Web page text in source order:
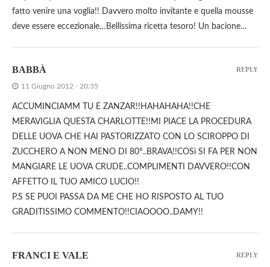
fatto venire una voglia!! Davvero molto invitante e quella mousse
deve essere eccezionale…Bellissima ricetta tesoro! Un bacione…
BABBÀ
11 Giugno 2012 - 20:35
ACCUMINCIAMM TU E ZANZAR!!HAHAHAHA!!CHE
MERAVIGLIA QUESTA CHARLOTTE!!MI PIACE LA PROCEDURA
DELLE UOVA CHE HAI PASTORIZZATO CON LO SCIROPPO DI
ZUCCHERO A NON MENO DI 80°..BRAVA!!COSì SI FA PER NON
MANGIARE LE UOVA CRUDE..COMPLIMENTI DAVVERO!!CON
AFFETTO IL TUO AMICO LUCIO!!
P.S SE PUOI PASSA DA ME CHE HO RISPOSTO AL TUO
GRADITISSIMO COMMENTO!!CIAOOOO..DAMY!!
REPLY
FRANCI E VALE REPLY